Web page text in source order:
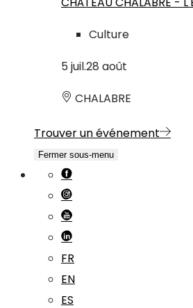
Culture
5 juil.28 août
CHALABRE
Trouver un événement
Fermer sous-menu
FR
EN
ES